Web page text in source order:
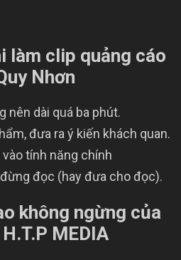
làm clip quảng cáo
Nhơn
nên dài quá ba phút.
đưa ra ý kiến khách quan.
tính năng chính
đọc (hay đưa cho đọc).
không ngừng của
MEDIA